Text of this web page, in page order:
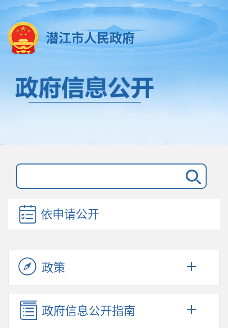
潜江市人民政府
依申请公开
政策
政府信息公开指南